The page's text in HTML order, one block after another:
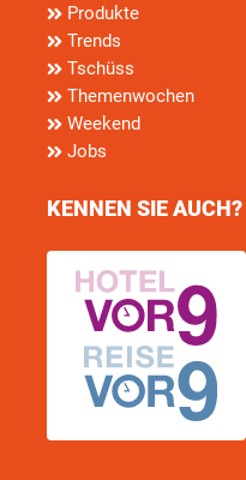
Produkte
Trends
Tschüss
Themenwochen
Weekend
Jobs
KENNEN SIE AUCH?